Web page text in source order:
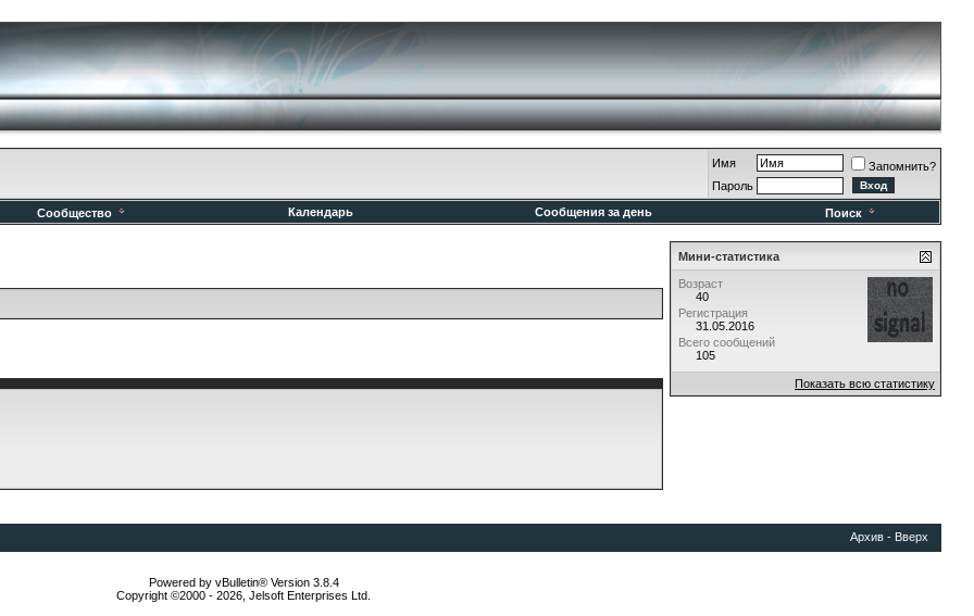
Имя
Запомнить?
Пароль
Сообщество Календарь Сообщения за день Поиск
Мини-статистика
Возраст
40
Регистрация
31.05.2016
Всего сообщений
105
Показать всю статистику
Архив - Вверх
Powered by vBulletin® Version 3.8.4
Copyright ©2000 - 2026, Jelsoft Enterprises Ltd.